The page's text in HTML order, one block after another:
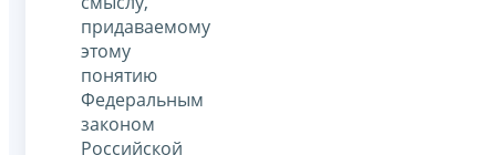
придаваемому
этому
понятию
Федеральным
законом
Российской